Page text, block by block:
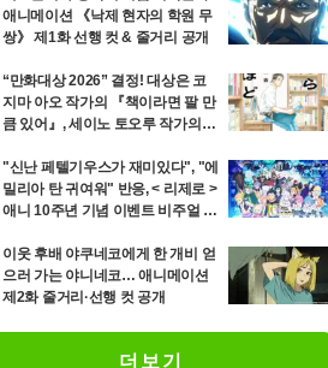
애니메이션 《낙제 현자의 학원 무
쌍》 제1화 선행 컷 & 줄거리 공개
“만화대상 2026” 결정! 대상은 코
지마 아오 작가의 『책이라면 팔 만
큼 있어』, 세이노 토오루 작가의
"신난 페텔기우스가 재미있다", "에
밀리아 탄 귀여워" 반응, < 리제로 >
애니 10주년 기념 이벤트 비주얼 공
이웃 후배 야쿠네코에게 한 개비 얻
으러 가는 야니네코… 애니메이션
제2화 줄거리·선행 컷 공개
더보기